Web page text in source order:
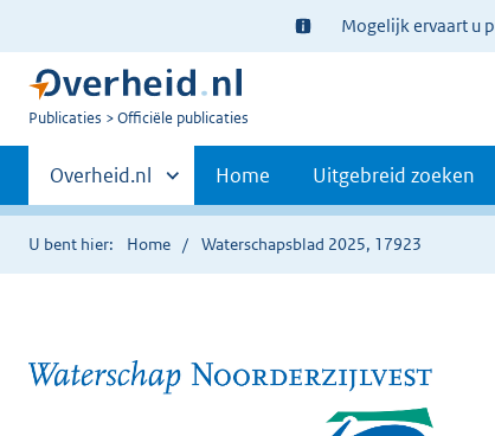
Ter
informatie:
Mogelijk ervaart u
U
Publicaties Officiële publicaties
Primaire
navigatie
Andere
sites
binnen
Overheid.nl Home Uitgebreid zoeken
U bent hier: Home Waterschapsblad 2025, 17923